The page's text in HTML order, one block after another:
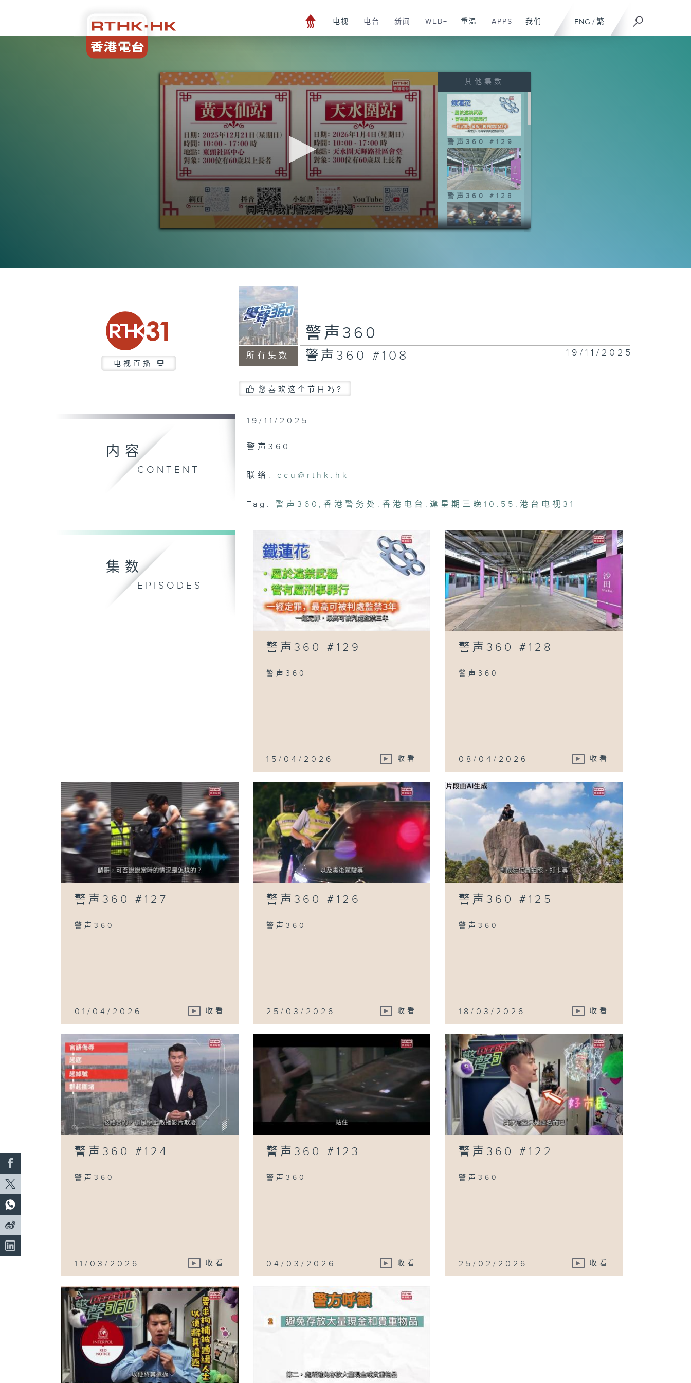
ENG / 繁
电视 电台 新闻 WEB+ 重温 APPS 我们
0
其他集数
警声360 #129
警声360 #128
警声360 #121
警声360 #120
电视直播
所有集数
警声360
警声360 #108 19/11/2025
您喜欢这个节目吗?
内容
CONTENT
19/11/2025
警声360
联络: ccu@rthk.hk
Tag: 警声360 , 香港警务处 , 香港电台 ,逢星期三晚10:55 ,港台电视31
集数
EPISODES
警声360 #129
警声360
15/04/2026 收看
警声360 #128
警声360
08/04/2026 收看
警声360 #127
警声360
01/04/2026 收看
警声360 #126
警声360
25/03/2026 收看
警声360 #125
警声360
18/03/2026 收看
警声360 #124
警声360
11/03/2026 收看
警声360 #123
警声360
04/03/2026 收看
警声360 #122
警声360
25/02/2026 收看